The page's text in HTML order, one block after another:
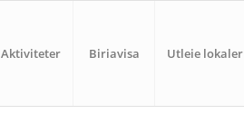
Aktiviteter Biriavisa Utleie lokaler